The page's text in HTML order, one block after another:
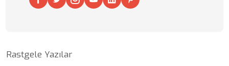
Rastgele Yazılar